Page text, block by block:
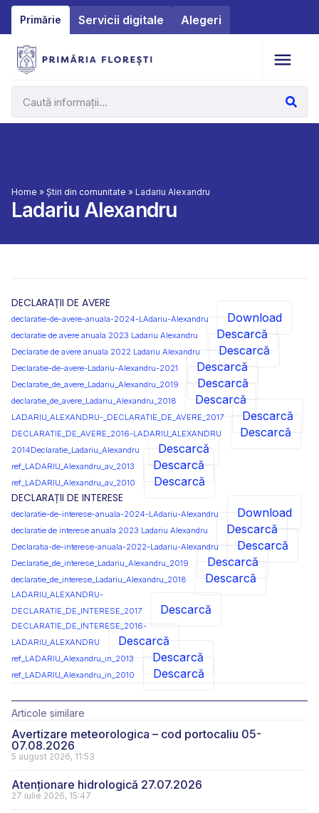
Primărie Servicii digitale Alegeri
Home » Știri din comunitate » Ladariu Alexandru
Ladariu Alexandru
DECLARAȚII DE AVERE
declaratie-de-avere-anuala-2024-LAdariu-Alexandru Download
declaratie de avere anuala 2023 Ladariu Alexandru Descarcă
Declaratie de avere anuala 2022 Ladariu Alexandru Descarcă
Declaratie-de-avere-Ladariu-Alexandru-2021 Descarcă
Declaratie_de_avere_Ladariu_Alexandru_2019 Descarcă
declaratie_de_avere_Ladariu_Alexandru_2018 Descarcă
LADARIU_ALEXANDRU-_DECLARATIE_DE_AVERE_2017 Descarcă
DECLARATIE_DE_AVERE_2016-LADARIU_ALEXANDRU Descarcă
2014Declaratie_Ladariu_Alexandru Descarcă
ref_LADARIU_Alexandru_av_2013 Descarcă
ref_LADARIU_Alexandru_av_2010
Descarcă
DECLARAȚII DE INTERESE
declaratie-de-interese-anuala-2024-LAdariu-Alexandru Download
declaratie de interese anuala 2023 Ladariu Alexandru Descarcă
Declaratia-de-interese-anuala-2022-Ladariu-Alexandru Descarcă
Declaratie_de_interese_Ladariu_Alexandru_2019 Descarcă
declaratie_de_interese_Ladariu_Alexandru_2018 Descarcă
LADARIU_ALEXANDRU-
DECLARATIE_DE_INTERESE_2017
Descarcă
DECLARATIE_DE_INTERESE_2016-
LADARIU_ALEXANDRU
Descarcă
ref_LADARIU_Alexandru_in_2013 Descarcă
ref_LADARIU_Alexandru_in_2010 Descarcă
Articole similare
Avertizare meteorologica – cod portocaliu 05-
07.08.2026
5 august 2026, 11:53
Atenționare hidrologică 27.07.2026
27 iulie 2026, 15:47